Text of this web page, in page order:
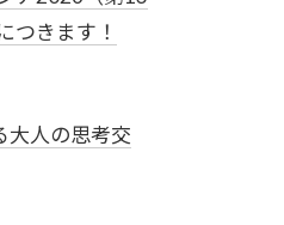
つきます！
大人の思考交